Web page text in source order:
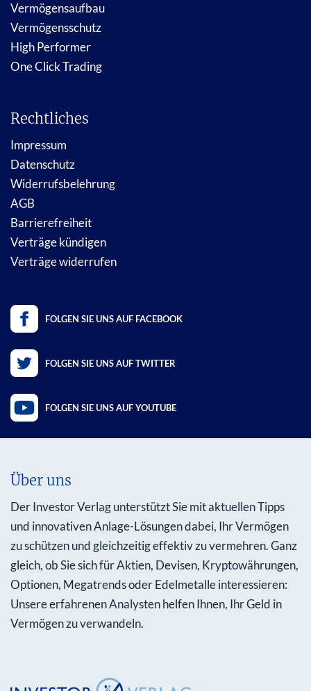
Vermögensaufbau
Vermögensschutz
High Performer
One Click Trading
Rechtliches
Impressum
Datenschutz
Widerrufsbelehrung
AGB
Barrierefreiheit
Verträge kündigen
Verträge widerrufen
FOLGEN SIE UNS AUF FACEBOOK
FOLGEN SIE UNS AUF TWITTER
FOLGEN SIE UNS AUF YOUTUBE
Über uns
Der Investor Verlag unterstützt Sie mit aktuellen Tipps
und innovativen Anlage-Lösungen dabei, Ihr Vermögen
zu schützen und gleichzeitig effektiv zu vermehren. Ganz
gleich, ob Sie sich für Aktien, Devisen, Kryptowährungen,
Optionen, Megatrends oder Edelmetalle interessieren:
Unsere erfahrenen Analysten helfen Ihnen, Ihr Geld in
Vermögen zu verwandeln.